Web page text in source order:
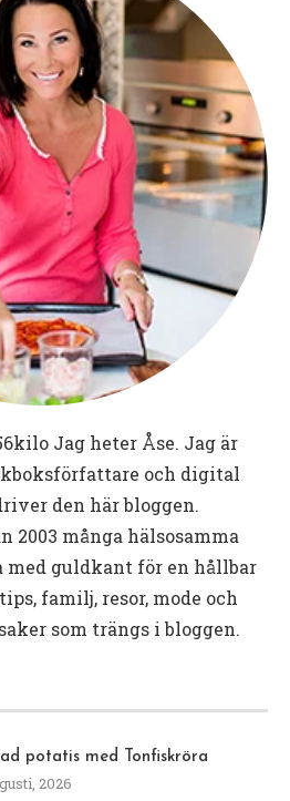
Jag heter Åse. Jag är
och digital
den här bloggen.
2003 många hälsosamma
med guldkant för en hållbar
familj, resor, mode och
som trängs i bloggen.
potatis med Tonfiskröra
2026